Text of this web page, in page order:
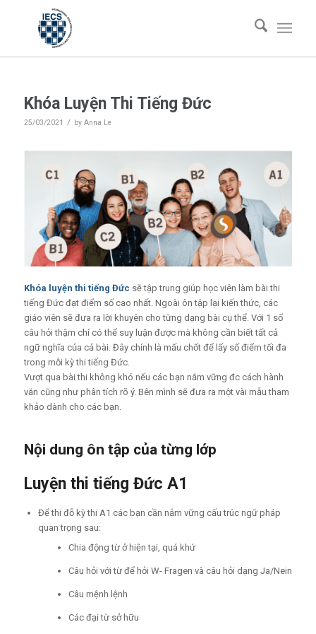
Khóa Luyện Thi Tiếng Đức
25/03/2021 / by Anna Le
Khóa luyện thi tiếng Đức sẽ tập trung giúp học viên làm bài thi
tiếng Đức đạt điểm số cao nhất. Ngoài ôn tập lại kiến thức, các
giáo viên sẽ đưa ra lời khuyên cho từng dạng bài cụ thể. Với 1 số
câu hỏi thậm chí có thể suy luận được mà không cần biết tất cả
ngữ nghĩa của cả bài. Đây chính là mấu chốt để lấy số điểm tối đa
trong mỗi kỳ thi tiếng Đức.
Vượt qua bài thi không khó nếu các bạn nắm vững đc cách hành
văn cũng như phân tích rõ ý. Bên mình sẽ đưa ra một vài mẫu tham
khảo dành cho các bạn.
Nội dung ôn tập của từng lớp
Luyện thi tiếng Đức A1
Để thi đỗ kỳ thi A1 các bạn cần nắm vững cấu trúc ngữ pháp
quan trọng sau:
Chia động từ ở hiện tại, quá khứ
Câu hỏi với từ để hỏi W- Fragen và câu hỏi dạng Ja/Nein
Câu mệnh lệnh
Các đại từ sở hữu